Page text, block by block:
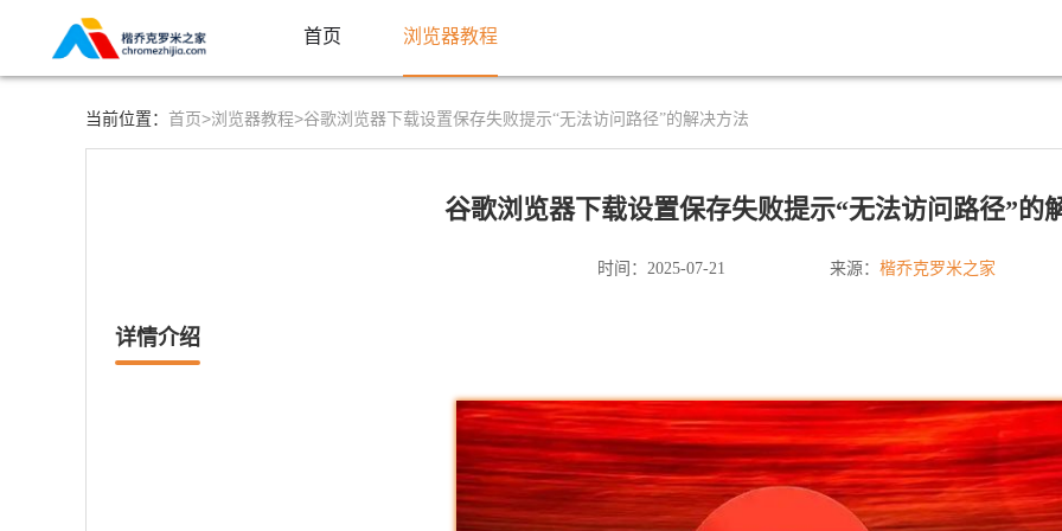
首页 浏览器教程
当前位置： 首页>浏览器教程>谷歌浏览器下载设置保存失败提示“无法访问路径”的解决方法
谷歌浏览器下载设置保存失败提示“无法访问路径”的
时间：2025-07-21 来源： 楷乔克罗米之家
详情介绍